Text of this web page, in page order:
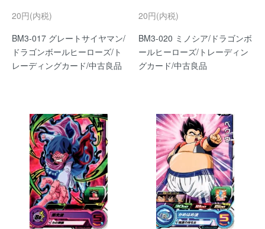
20円(内税)
BM3-017 グレートサイヤマン/
ドラゴンボールヒーローズ/ト
レーディングカード/中古良品
20円(内税)
BM3-020 ミノシア/ドラゴンボ
ールヒーローズ/トレーディン
グカード/中古良品